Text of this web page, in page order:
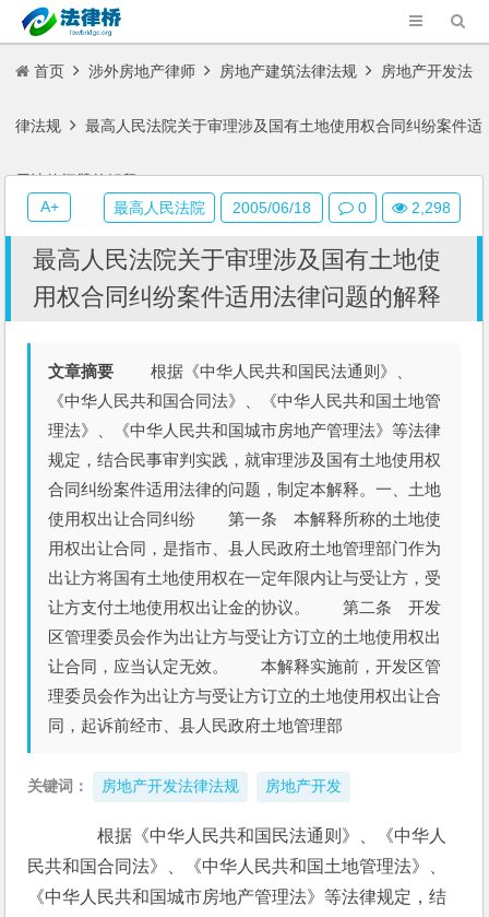
首页 涉外房地产律师 房地产建筑法律法规 房地产开发法
律法规 最高人民法院关于审理涉及国有土地使用权合同纠纷案件适
用法律问题的解释
最高人民法院关于审理涉及国有土地使
用权合同纠纷案件适用法律问题的解释
文章摘要 根据《中华人民共和国民法通则》、
《中华人民共和国合同法》、《中华人民共和国土地管
理法》、《中华人民共和国城市房地产管理法》等法律
规定，结合民事审判实践，就审理涉及国有土地使用权
合同纠纷案件适用法律的问题，制定本解释。一、土地
使用权出让合同纠纷 第一条 本解释所称的土地使
用权出让合同，是指市、县人民政府土地管理部门作为
出让方将国有土地使用权在一定年限内让与受让方，受
让方支付土地使用权出让金的协议。 第二条 开发
区管理委员会作为出让方与受让方订立的土地使用权出
让合同，应当认定无效。 本解释实施前，开发区管
理委员会作为出让方与受让方订立的土地使用权出让合
同，起诉前经市、县人民政府土地管理部
关键词： 房地产开发法律法规 房地产开发
根据《中华人民共和国民法通则》、《中华人
民共和国合同法》、《中华人民共和国土地管理法》、
《中华人民共和国城市房地产管理法》等法律规定，结
最高人民法院 2005/06/18 0 2,298
A+